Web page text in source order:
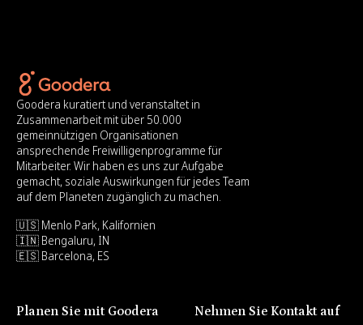
Goodera kuratiert und veranstaltet in
Zusammenarbeit mit über 50.000
gemeinnützigen Organisationen
ansprechende Freiwilligenprogramme für
Mitarbeiter. Wir haben es uns zur Aufgabe
gemacht, soziale Auswirkungen für jedes Team
auf dem Planeten zugänglich zu machen.
🇺🇸 Menlo Park, Kalifornien
🇮🇳 Bengaluru, IN
🇪🇸 Barcelona, ES
Planen Sie mit Goodera Nehmen Sie Kontakt auf